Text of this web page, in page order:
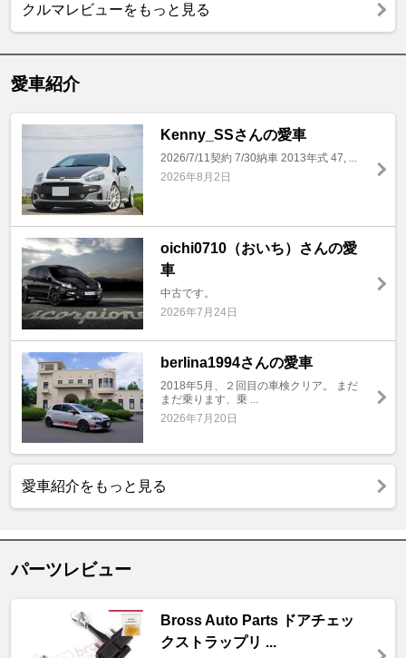
クルマレビューをもっと見る
愛車紹介
Kenny_SSさんの愛車
2026/7/11契約 7/30納車 2013年式 47, ...
2026年8月2日
oichi0710（おいち）さんの愛
車
中古です。
2026年7月24日
berlina1994さんの愛車
2018年5月、２回目の車検クリア。 まだ
まだ乗ります、乗 ...
2026年7月20日
愛車紹介をもっと見る
パーツレビュー
Bross Auto Parts ドアチェッ
クストラップリ ...